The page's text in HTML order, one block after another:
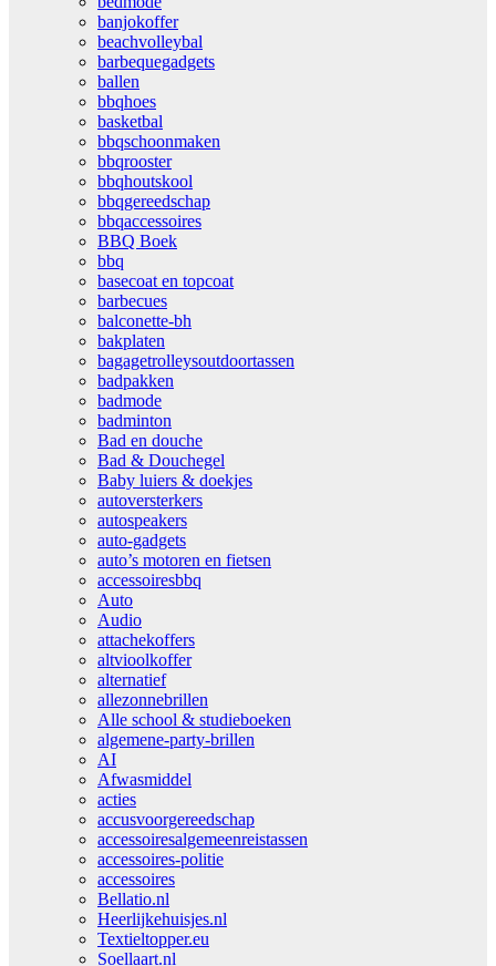
banjokoffer
beachvolleybal
barbequegadgets
ballen
bbqhoes
basketbal
bbqschoonmaken
bbqrooster
bbqhoutskool
bbqgereedschap
bbqaccessoires
BBQ Boek
bbq
basecoat en topcoat
barbecues
balconette-bh
bakplaten
bagagetrolleysoutdoortassen
badpakken
badmode
badminton
Bad en douche
Bad & Douchegel
Baby luiers & doekjes
autoversterkers
autospeakers
auto-gadgets
auto’s motoren en fietsen
accessoiresbbq
Auto
Audio
attachekoffers
altvioolkoffer
alternatief
allezonnebrillen
Alle school & studieboeken
algemene-party-brillen
AI
Afwasmiddel
acties
accusvoorgereedschap
accessoiresalgemeenreistassen
accessoires-politie
accessoires
Bellatio.nl
Heerlijkehuisjes.nl
Textieltopper.eu
Soellaart.nl